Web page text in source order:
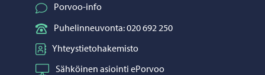
Porvoo-info
Puhelinneuvonta: 020 692 250
Yhteystietohakemisto
Sähköinen asiointi ePorvoo